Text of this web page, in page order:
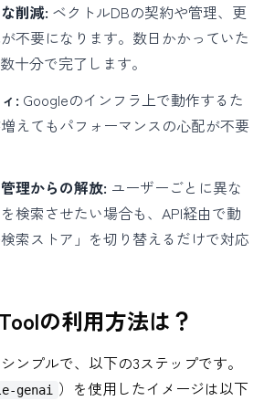
削減: ベクトルDBの契約や管理、更
不要になります。数日かかっていた
十分で完了します。
: Googleのインフラ上で動作するた
えてもパフォーマンスの心配が不要
理からの解放: ユーザーごとに異な
検索させたい場合も、API経由で動
索ストア」を切り替えるだけで対応
の利用方法は？
ンプルで、以下の3ステップです。
genai
）を使用したイメージは以下